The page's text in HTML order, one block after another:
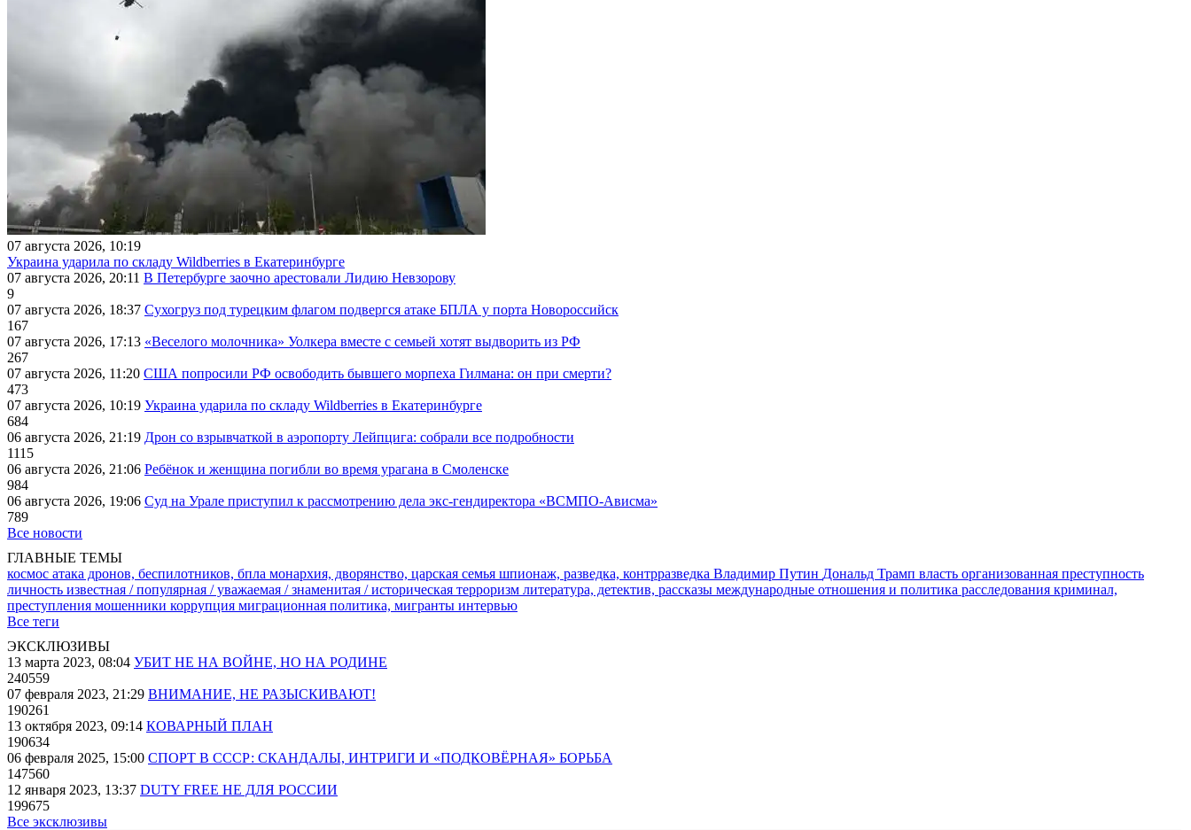
07 августа 2026, 10:19
Украина ударила по складу Wildberries в Екатеринбурге
07 августа 2026, 20:11 В Петербурге заочно арестовали Лидию Невзорову
9
07 августа 2026, 18:37 Сухогруз под турецким флагом подвергся атаке БПЛА у порта Новороссийск
167
07 августа 2026, 17:13 «Веселого молочника» Уолкера вместе с семьей хотят выдворить из РФ
267
07 августа 2026, 11:20 США попросили РФ освободить бывшего морпеха Гилмана: он при смерти?
473
07 августа 2026, 10:19 Украина ударила по складу Wildberries в Екатеринбурге
684
06 августа 2026, 21:19 Дрон со взрывчаткой в аэропорту Лейпцига: собрали все подробности
1115
06 августа 2026, 21:06 Ребёнок и женщина погибли во время урагана в Смоленске
984
06 августа 2026, 19:06 Суд на Урале приступил к рассмотрению дела экс-гендиректора «ВСМПО-Ависма»
789
Все новости
ГЛАВНЫЕ ТЕМЫ
космос атака дронов, беспилотников, бпла монархия, дворянство, царская семья шпионаж, разведка, контрразведка Владимир Путин Дональд Трамп власть организованная преступность
личность известная / популярная / уважаемая / знаменитая / историческая терроризм литература, детектив, рассказы международные отношения и политика расследования криминал,
преступления мошенники коррупция миграционная политика, мигранты интервью
Все теги
ЭКСКЛЮЗИВЫ
13 марта 2023, 08:04 УБИТ НЕ НА ВОЙНЕ, НО НА РОДИНЕ
240559
07 февраля 2023, 21:29 ВНИМАНИЕ, НЕ РАЗЫСКИВАЮТ!
190261
13 октября 2023, 09:14 КОВАРНЫЙ ПЛАН
190634
06 февраля 2025, 15:00 СПОРТ В СССР: СКАНДАЛЫ, ИНТРИГИ И «ПОДКОВЁРНАЯ» БОРЬБА
147560
12 января 2023, 13:37 DUTY FREE НЕ ДЛЯ РОССИИ
199675
Все эксклюзивы